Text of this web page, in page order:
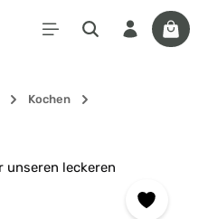
Kochen